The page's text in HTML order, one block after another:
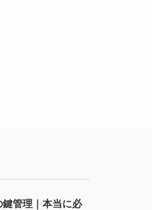
鍵管理｜本当に必